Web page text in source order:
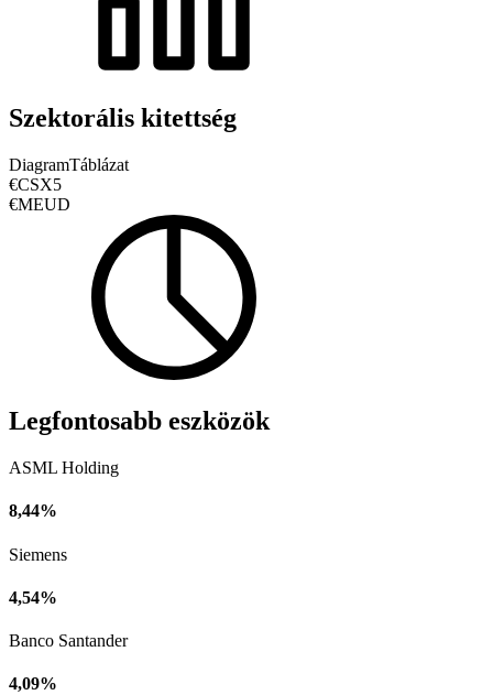
Szektorális kitettség
DiagramTáblázat
€CSX5
€MEUD
Legfontosabb eszközök
ASML Holding
8,44%
Siemens
4,54%
Banco Santander
4,09%